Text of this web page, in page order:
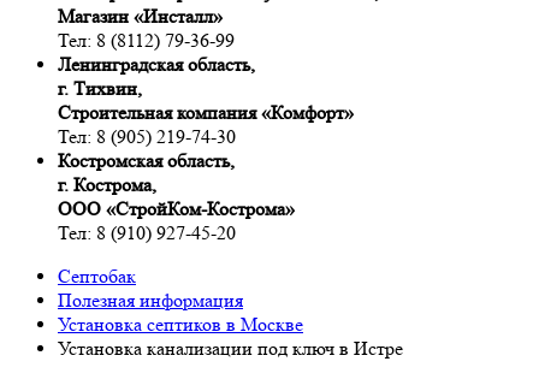
Магазин «Инсталл»
Тел: 8 (8112) 79-36-99
Ленинградская область,
г. Тихвин,
Строительная компания «Комфорт»
Тел: 8 (905) 219-74-30
Костромская область,
г. Кострома,
ООО «СтройКом-Кострома»
Тел: 8 (910) 927-45-20
Септобак
Полезная информация
Установка септиков в Москве
Установка канализации под ключ в Истре